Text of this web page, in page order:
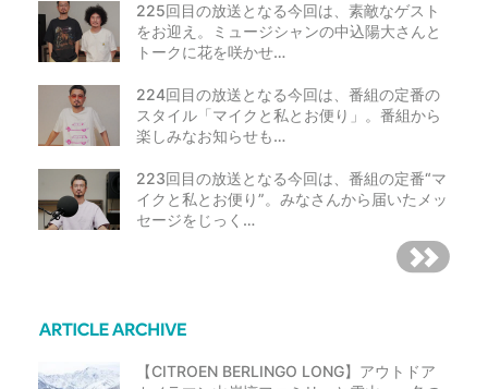
225回目の放送となる今回は、素敵なゲスト
をお迎え。ミュージシャンの中込陽大さんと
トークに花を咲かせ…
224回目の放送となる今回は、番組の定番の
スタイル「マイクと私とお便り」。番組から
楽しみなお知らせも…
223回目の放送となる今回は、番組の定番“マ
イクと私とお便り”。みなさんから届いたメッ
セージをじっく…
【CITROEN BERLINGO LONG】アウトドア